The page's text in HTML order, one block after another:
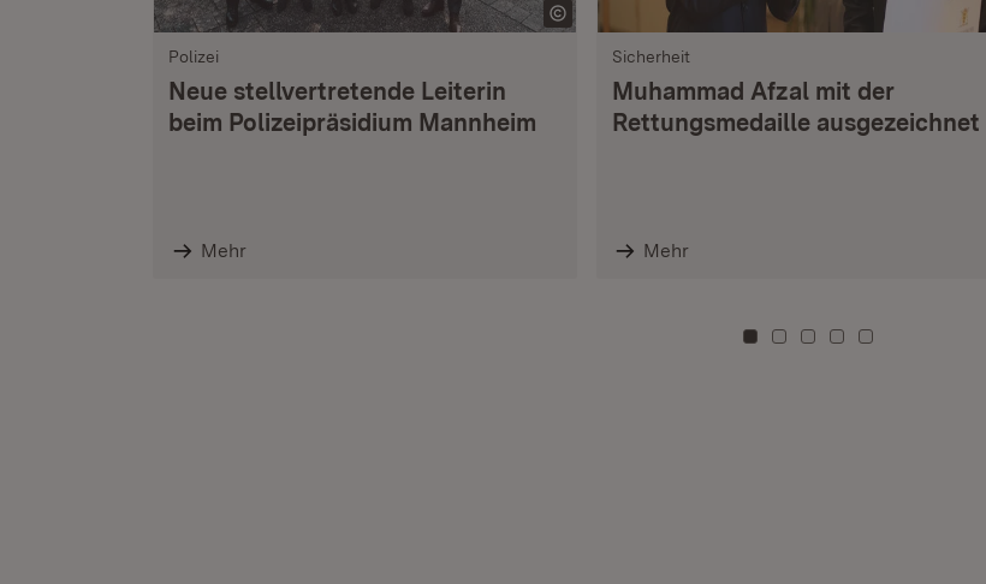
Polizei
Neue stellvertretende Leiterin
beim Polizeipräsidium Mannheim
Mehr
Sicherheit
Muhammad Afzal mit der
Rettungsmedaille ausgezeichnet
Mehr
Zu Kachel: 0
Zu Kachel: 3
Zu Kachel: 6
Zu Kachel: 9
Zu Kachel: 12